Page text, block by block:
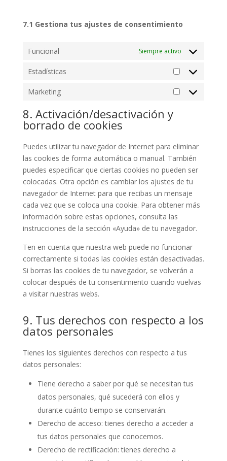
7.1 Gestiona tus ajustes de consentimiento
Funcional Siempre activo
Estadísticas
Estadísticas
Marketing
Marketing
8. Activación/desactivación y
borrado de cookies
Puedes utilizar tu navegador de Internet para eliminar
las cookies de forma automática o manual. También
puedes especificar que ciertas cookies no pueden ser
colocadas. Otra opción es cambiar los ajustes de tu
navegador de Internet para que recibas un mensaje
cada vez que se coloca una cookie. Para obtener más
información sobre estas opciones, consulta las
instrucciones de la sección «Ayuda» de tu navegador.
Ten en cuenta que nuestra web puede no funcionar
correctamente si todas las cookies están desactivadas.
Si borras las cookies de tu navegador, se volverán a
colocar después de tu consentimiento cuando vuelvas
a visitar nuestras webs.
9. Tus derechos con respecto a los
datos personales
Tienes los siguientes derechos con respecto a tus
datos personales:
Tiene derecho a saber por qué se necesitan tus
datos personales, qué sucederá con ellos y
durante cuánto tiempo se conservarán.
Derecho de acceso: tienes derecho a acceder a
tus datos personales que conocemos.
Derecho de rectificación: tienes derecho a